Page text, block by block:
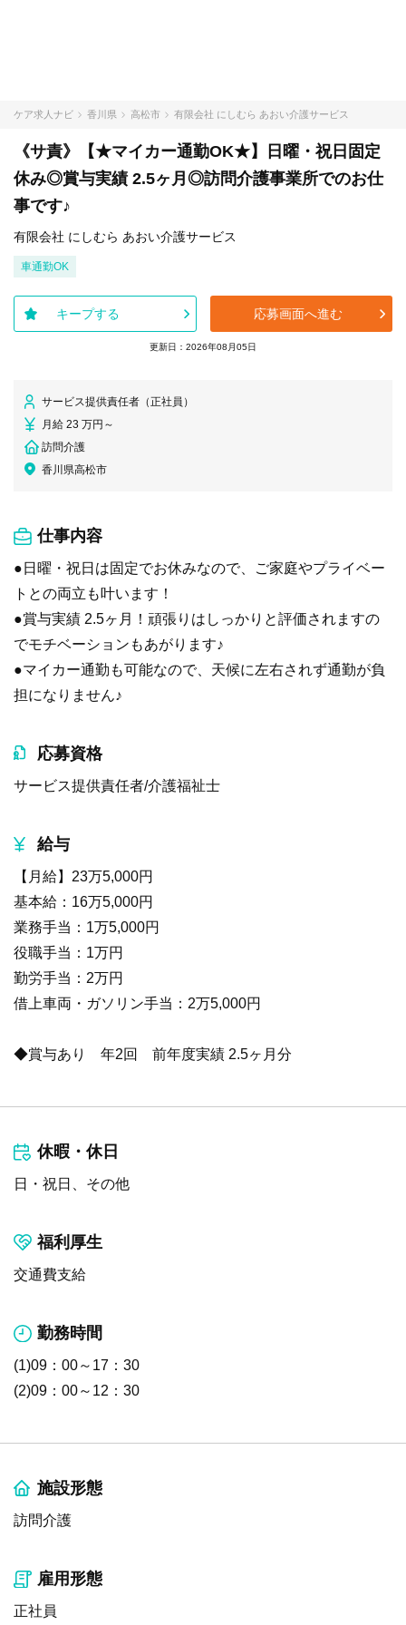
ケア求人ナビ 香川県 高松市 有限会社 にしむら あおい介護サービス
《サ責》【★マイカー通勤OK★】日曜・祝日固定
休み◎賞与実績 2.5ヶ月◎訪問介護事業所でのお仕
事です♪
有限会社 にしむら あおい介護サービス
車通勤OK
キープする 応募画面へ進む
更新日：2026年08月05日
サービス提供責任者（正社員）
月給 23 万円～
訪問介護
香川県高松市
仕事内容
●日曜・祝日は固定でお休みなので、ご家庭やプライベー
トとの両立も叶います！
●賞与実績 2.5ヶ月！頑張りはしっかりと評価されますの
でモチベーションもあがります♪
●マイカー通勤も可能なので、天候に左右されず通勤が負
担になりません♪
応募資格
サービス提供責任者/介護福祉士
給与
【月給】23万5,000円
基本給：16万5,000円
業務手当：1万5,000円
役職手当：1万円
勤労手当：2万円
借上車両・ガソリン手当：2万5,000円
◆賞与あり 年2回 前年度実績 2.5ヶ月分
休暇・休日
日・祝日、その他
福利厚生
交通費支給
勤務時間
(1)09：00～17：30
(2)09：00～12：30
施設形態
訪問介護
雇用形態
正社員